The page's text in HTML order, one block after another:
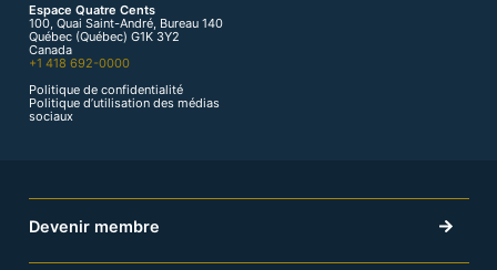
Espace Quatre Cents
100, Quai Saint-André, Bureau 140
Québec (Québec) G1K 3Y2
Canada
+1 418 692-0000
Politique de confidentialité
Politique d’utilisation des médias
sociaux
Devenir membre